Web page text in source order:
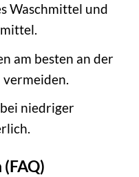
Waschmittel und
am besten an der
niedriger